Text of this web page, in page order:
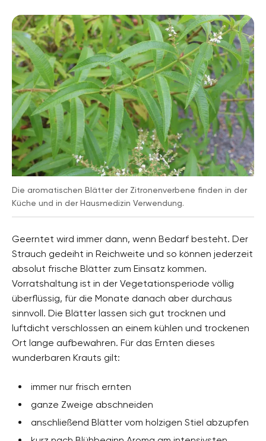
Die aromatischen Blätter der Zitronenverbene finden in der
Küche und in der Hausmedizin Verwendung.
Geerntet wird immer dann, wenn Bedarf besteht. Der
Strauch gedeiht in Reichweite und so können jederzeit
absolut frische Blätter zum Einsatz kommen.
Vorratshaltung ist in der Vegetationsperiode völlig
überflüssig, für die Monate danach aber durchaus
sinnvoll. Die Blätter lassen sich gut trocknen und
luftdicht verschlossen an einem kühlen und trockenen
Ort lange aufbewahren. Für das Ernten dieses
wunderbaren Krauts gilt:
immer nur frisch ernten
ganze Zweige abschneiden
anschließend Blätter vom holzigen Stiel abzupfen